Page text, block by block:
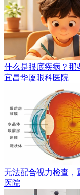
什么是眼底疾病？那
宜昌华厦眼科医院
无法配合视力检查，
医院